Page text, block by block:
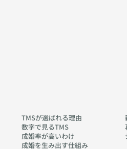
TMSが選ばれる理由
数字で見るTMS
成婚率が高いわけ
成婚を生み出す仕組み